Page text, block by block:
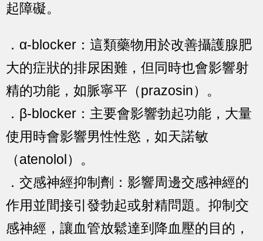
起障礙。
．α-blocker：這類藥物用於改善攝護腺肥
大的症狀的排尿困難，但同時也會影響射
精的功能，如脈寧平（prazosin）。
．β-blocker：主要會影響勃起功能，大量
使用時會影響男性性慾，如天諾敏
（atenolol）。
．交感神經抑制劑：影響周邊交感神經的
作用並間接引發勃起或射精問題。抑制交
感神經，讓血管放鬆達到降血壓的目的，